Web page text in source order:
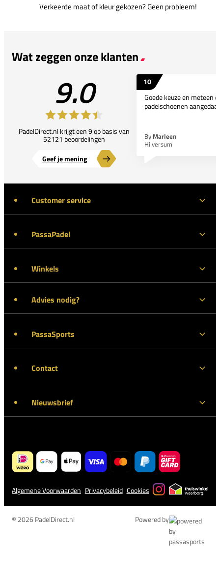
Verkeerde maat of kleur gekozen? Geen probleem!
Wat zeggen onze klanten
9.0
PadelDirect.nl krijgt een 9 op basis van
52121 beoordelingen
Geef je mening
10
Goede keuze en meteen
padelschoenen
By Marleen
Hilversum
Customer service
PassaPadel
Winkels
Advies nodig?
PassaSports
Contact
Nieuwsbrief
Algemene Voorwaarden Privacybeleid Cookies
© 2026 PadelDirect.nl Powered by